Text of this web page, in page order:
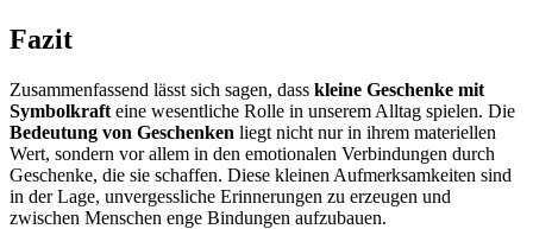
Fazit
Zusammenfassend lässt sich sagen, dass kleine Geschenke mit
Symbolkraft eine wesentliche Rolle in unserem Alltag spielen. Die
Bedeutung von Geschenken liegt nicht nur in ihrem materiellen
Wert, sondern vor allem in den emotionalen Verbindungen durch
Geschenke, die sie schaffen. Diese kleinen Aufmerksamkeiten sind
in der Lage, unvergessliche Erinnerungen zu erzeugen und
zwischen Menschen enge Bindungen aufzubauen.